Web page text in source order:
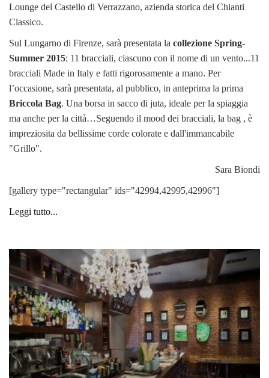
Lounge del Castello di Verrazzano, azienda storica del Chianti
Classico.
Sul Lungarno di Firenze, sarà presentata la collezione Spring-
Summer 2015: 11 bracciali, ciascuno con il nome di un vento...11
bracciali Made in Italy e fatti rigorosamente a mano. Per
l’occasione, sarà presentata, al pubblico, in anteprima la prima
Briccola Bag. Una borsa in sacco di juta, ideale per la spiaggia
ma anche per la città…Seguendo il mood dei bracciali, la bag , è
impreziosita da bellissime corde colorate e dall'immancabile
"Grillo".
Sara Biondi
[gallery type="rectangular" ids="42994,42995,42996"]
Leggi tutto...